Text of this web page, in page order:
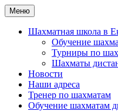
Перейти
к
содержимому
Шахматная школа
Шахматная школа в
Екатеринбурге
Меню
Шахматная школа в
Обучение
Турниры по
Шахматы
Новости
Наши адреса
Тренер по шахматам
Обучение шахматам